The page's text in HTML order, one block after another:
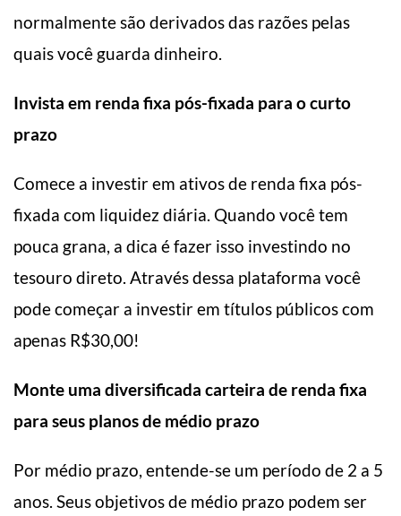
normalmente são derivados das razões pelas
quais você guarda dinheiro.
Invista em renda fixa pós-fixada para o curto
prazo
Comece a investir em ativos de renda fixa pós-
fixada com liquidez diária. Quando você tem
pouca grana, a dica é fazer isso investindo no
tesouro direto. Através dessa plataforma você
pode começar a investir em títulos públicos com
apenas R$30,00!
Monte uma diversificada carteira de renda fixa
para seus planos de médio prazo
Por médio prazo, entende-se um período de 2 a 5
anos. Seus objetivos de médio prazo podem ser